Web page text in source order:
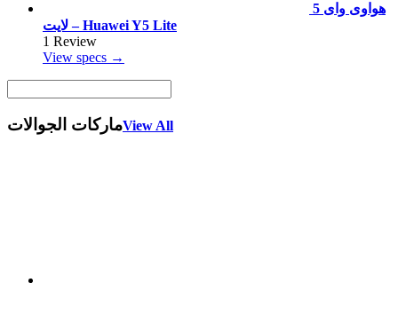
هواوى واى 5
لايت – Huawei Y5 Lite
1 Review
View specs →
ماركات الجوالاتView All